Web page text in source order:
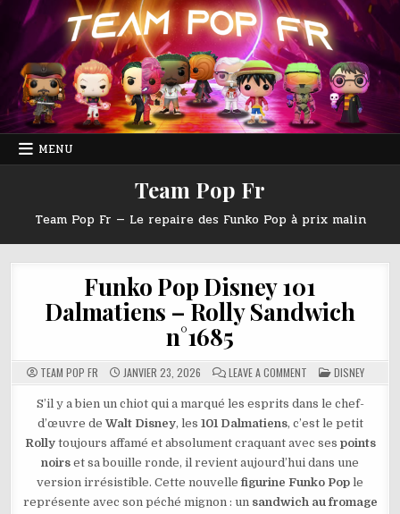
content
MENU
Team Pop Fr
Team Pop Fr — Le repaire des Funko Pop à prix malin
Funko Pop Disney 101
Dalmatiens – Rolly Sandwich
n°1685
TEAM POP FR JANVIER 23, 2026 LEAVE A COMMENT
FUNKO
DISNEY
DALMATIENS
ROLLY
SANDWICH
N°1685
POSTED
IN
DISNEY
S’il y a bien un chiot qui a marqué les esprits dans le chef-
d’œuvre de Walt Disney, les 101 Dalmatiens, c’est le petit
Rollytoujours affamé et absolument craquant avec ses points
noirs et sa bouille ronde, il revient aujourd’hui dans une
version irrésistible. Cette nouvellefigurine Funko Pop le
représente avec son péché mignon : un sandwich au fromage